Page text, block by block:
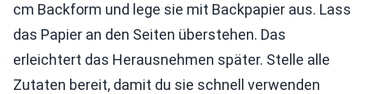
cm Backform und lege sie mit Backpapier aus. Lass
das Papier an den Seiten überstehen. Das
erleichtert das Herausnehmen später. Stelle alle
Zutaten bereit, damit du sie schnell verwenden